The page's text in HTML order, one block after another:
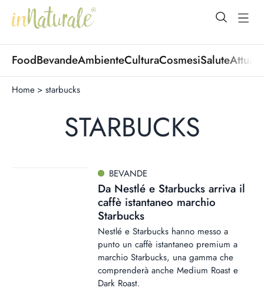
open
FoodBevandeAmbienteCulturaCosmesiSalute
Home > starbucks
STARBUCKS
BEVANDE
Da Nestlé e Starbucks arriva il
caffè istantaneo marchio
Starbucks
Nestlé e Starbucks hanno messo a
punto un caffè istantaneo premium a
marchio Starbucks, una gamma che
comprenderà anche Medium Roast e
Dark Roast.